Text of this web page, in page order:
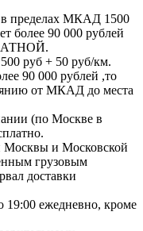
в пределах МКАД 1500
более 90 000 рублей
руб + 50 руб/км.
90 000 рублей ,то
от МКАД до места
(по Москве в
Москвы и Московской
грузовым
доставки
19:00 ежедневно, кроме